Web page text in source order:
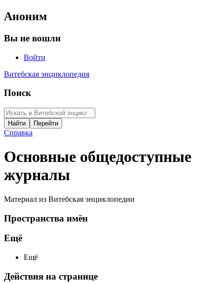
Аноним
Вы не вошли
Войти
Витебская энциклопедия
Поиск
Справка
Основные общедоступные
журналы
Материал из Витебская энциклопедии
Пространства имён
Ещё
Ещё
Действия на странице